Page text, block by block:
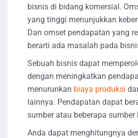
bisnis di bidang komersial.
yang tinggi menunjukkan
Dan omset pendapatan yang
berarti ada masalah pada
Sebuah bisnis dapat
dengan meningkatkan
menurunkan biaya produksi
lainnya. Pendapatan dapat
sumber atau beberapa sumber
Anda dapat menghitungnya